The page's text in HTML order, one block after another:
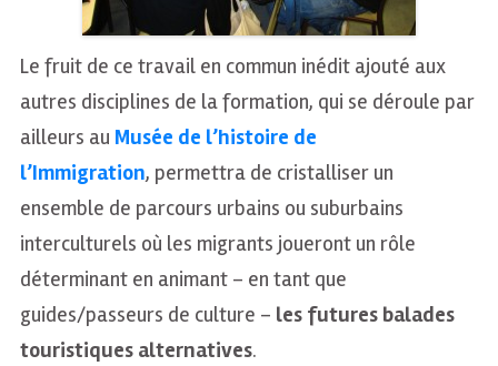
Le fruit de ce travail en commun inédit ajouté aux
autres disciplines de la formation, qui se déroule par
ailleurs au Musée de l’histoire de
l’Immigration, permettra de cristalliser un
ensemble de parcours urbains ou suburbains
interculturels où les migrants joueront un rôle
déterminant en animant – en tant que
guides/passeurs de culture – les futures balades
touristiques alternatives.